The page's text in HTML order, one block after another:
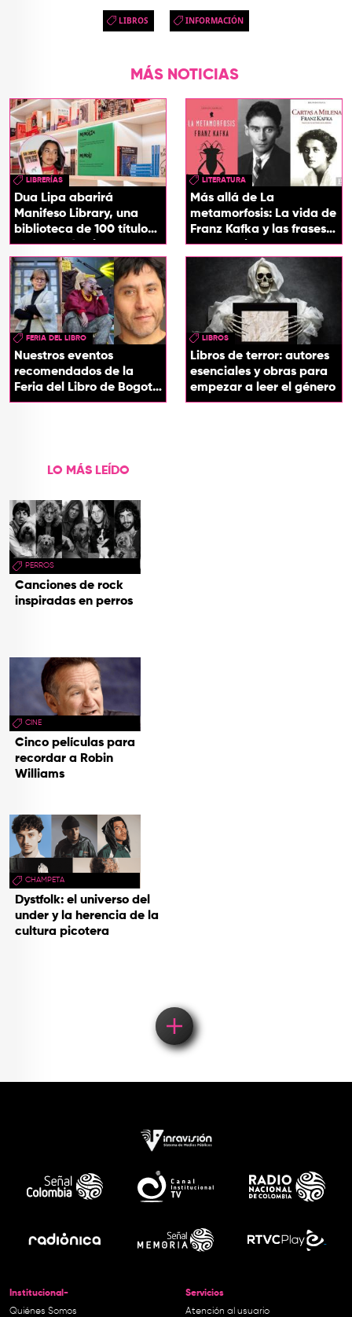
LIBROS INFORMACIÓN
MÁS NOTICIAS
LIBRERÍAS
Dua Lipa abarirá
Manifeso Library, una
biblioteca de 100 títulos
que desafían la censura
y el poder
LITERATURA
Más allá de La
metamorfosis: La vida de
Franz Kafka y las frases
que definieron su
universo literario
FERIA DEL LIBRO
Nuestros eventos
recomendados de la
Feria del Libro de Bogotá
2026
LIBROS
Libros de terror: autores
esenciales y obras para
empezar a leer el género
LO MÁS LEÍDO
PERROS
Canciones de rock
inspiradas en perros
CINE
Cinco películas para
recordar a Robin
Williams
CHAMPETA
Dystfolk: el universo del
under y la herencia de la
cultura picotera
Institucional-
Quiénes Somos
Servicios
Atención al usuario